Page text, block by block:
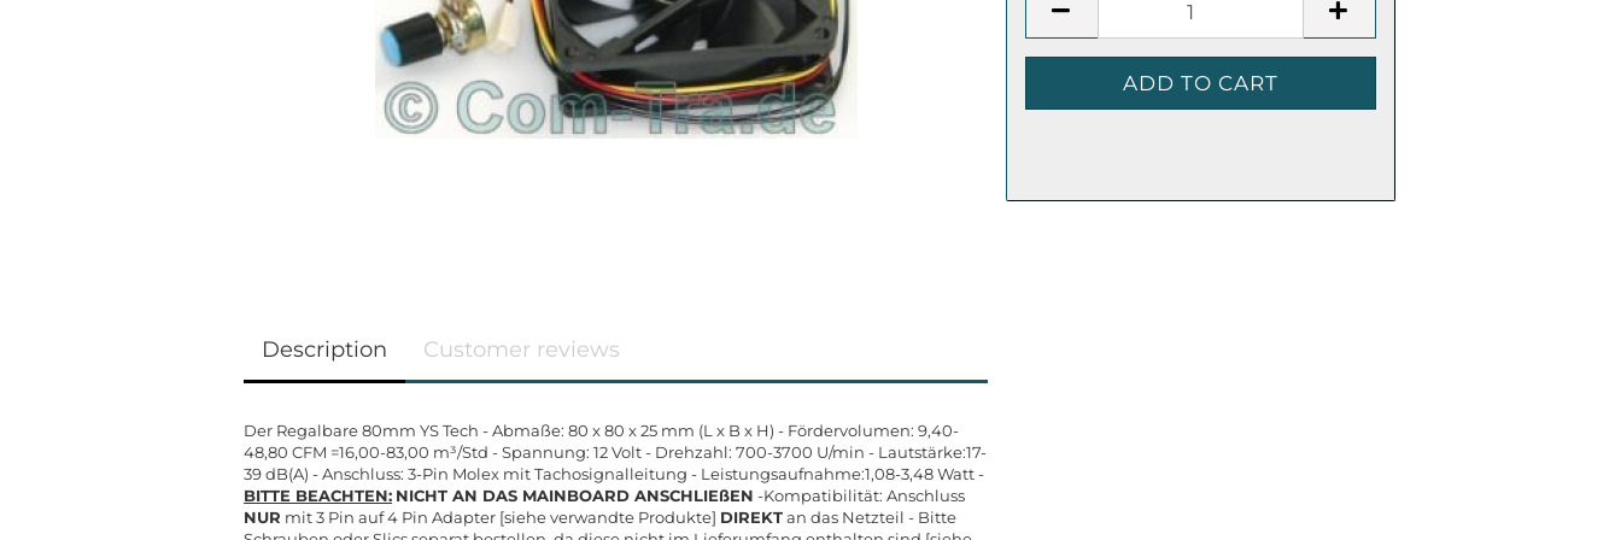
Description Customer reviews
Der Regalbare 80mm YS Tech - Abmaße: 80 x 80 x 25 mm (L x B x H) - Fördervolumen: 9,40-
48,80 CFM =16,00-83,00 m³/Std - Spannung: 12 Volt - Drehzahl: 700-3700 U/min - Lautstärke:17-
39 dB(A) - Anschluss: 3-Pin Molex mit Tachosignalleitung - Leistungsaufnahme:1,08-3,48 Watt -
BITTE BEACHTEN: NICHT AN DAS MAINBOARD ANSCHLIEßEN -Kompatibilität: Anschluss
NUR mit 3 Pin auf 4 Pin Adapter [siehe verwandte Produkte] DIREKTan das Netzteil - Bitte